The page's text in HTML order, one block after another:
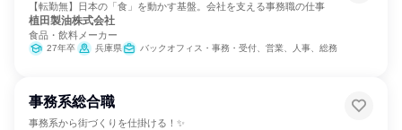
【転勤無】日本の「食」を動かす基盤。会社を支える事務職の仕事
植田製油株式会社
食品・飲料メーカー
27年卒 兵庫県 バックオフィス・事務・受付、営業、人事、総務
事務系総合職
事務系から街づくりを仕掛ける！✨